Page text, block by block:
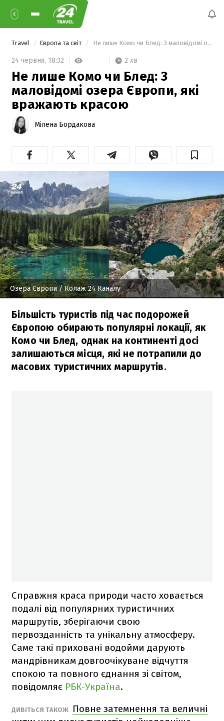
Travel Європа та світ Не лише Комо чи Блед: 3 маловідомі озера Європи, які вражають красою
24 червня, 18:32 2 хв
Не лише Комо чи Блед: 3
маловідомі озера Європи, які
вражають красою
Мілена Бордакова
Озера Європи/ Колаж 24 Каналу
Більшість туристів під час подорожей
Європою обирають популярні локації, як
Комо чи Блед, однак на континенті досі
залишаються місця, які не потрапили до
масових туристичних маршрутів.
Справжня краса природи часто ховається
подалі від популярних туристичних
маршрутів, зберігаючи свою
первозданність та унікальну атмосферу.
Саме такі приховані водойми дарують
мандрівникам довгоочікуване відчуття
спокою та повного єднання зі світом,
повідомляє РБК-Україна.
ДИВІТЬСЯ ТАКОЖ
Повне затемнення та величні